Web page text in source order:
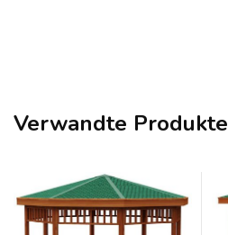
Verwandte Produkte